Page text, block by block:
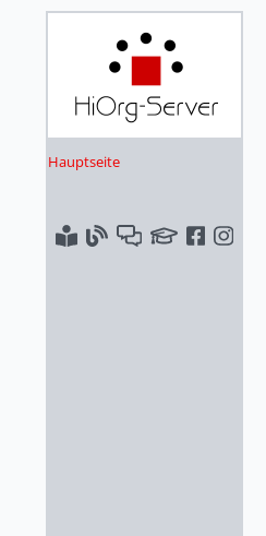
Hauptseite